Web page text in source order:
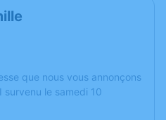
que nous vous annonçons
survenu le samedi 10